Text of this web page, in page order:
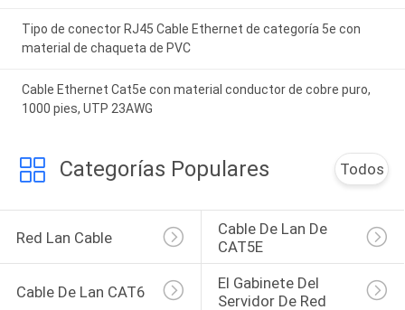
Tipo de conector RJ45 Cable Ethernet de categoría 5e con
material de chaqueta de PVC
Cable Ethernet Cat5e con material conductor de cobre puro,
1000 pies, UTP 23AWG
Categorías Populares Todos
Red Lan Cable
Cable De Lan De
CAT5E
Cable De Lan CAT6
El Gabinete Del
Servidor De Red